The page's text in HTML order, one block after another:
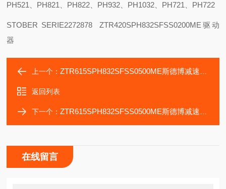
PH521、PH821、PH822、PH932、PH1032、PH721、PH722
STOBER SERIE2272878 ZTR420SPH832SFSS0200ME驱动
器
上一个：ZTR615SPH832SFSS0500ME斯德博减速机P421SPR0070ME-withHF-SP152
返回列表
下一个：ZTR615SPH832SFSS0500ME斯德博减速机P421SGD0100,P421SGR0030ME
在线留言